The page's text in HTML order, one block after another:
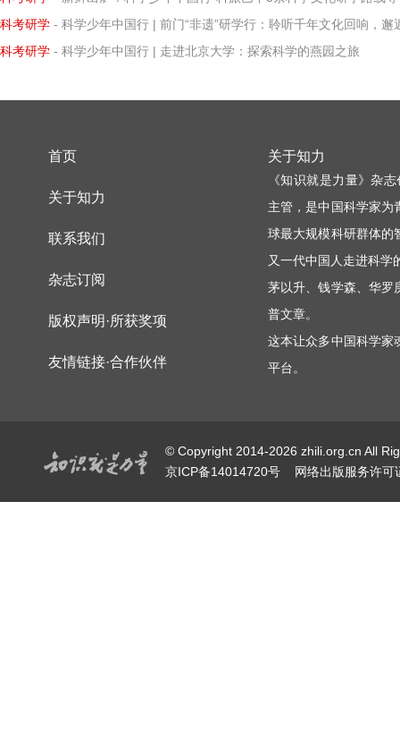
科考研学 - 科学少年中国行 | 前门“非遗”研学行：聆听千年文化回响，邂逅知识璀璨微
科考研学 - 科学少年中国行 | 走进北京大学：探索科学的燕园之旅
首页
关于知力
联系我们
杂志订阅
版权声明·所获奖项
友情链接·合作伙伴
关于知力
《知识就是力量》杂
主管，是中国科学家为
球最大规模科研群体的
又一代中国人走进科学
茅以升、钱学森、华罗
普文章。
这本让众多中国科学家
平台。
© Copyright 2014-2026 zhili.org.cn All
京ICP备14014720号
网络出版服务许可